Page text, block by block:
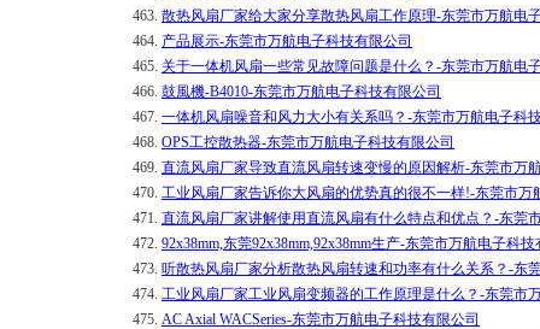
463. 散热风扇厂家给大家分享散热风扇工作原理-东莞市万航电
464. 产品展示-东莞市万航电子科技有限公司
465. 关于一体机风扇一些常见故障问题是什么？-东莞市万航电
466. 鼓風機-B4010-东莞市万航电子科技有限公司
467. 一体机风扇噪音和风力大小有关系吗？-东莞市万航电子科
468. OPS工控散热器-东莞市万航电子科技有限公司
469. 直流风扇厂家导致直流风扇转速变慢的原因解析-东莞市万
470. 工业风扇厂家告诉你大风扇的优势真的很不一样!-东莞市万
471. 直流风扇厂家讲解使用直流风扇有什么特点和优点？-东莞
472. 92x38mm,东莞92x38mm,92x38mm生产-东莞市万航电子科
473. 听散热风扇厂家分析散热风扇转速和功率有什么关系？-东
474. 工业风扇厂家工业风扇变频器的工作原理是什么？-东莞市
475. AC Axial WACSeries-东莞市万航电子科技有限公司